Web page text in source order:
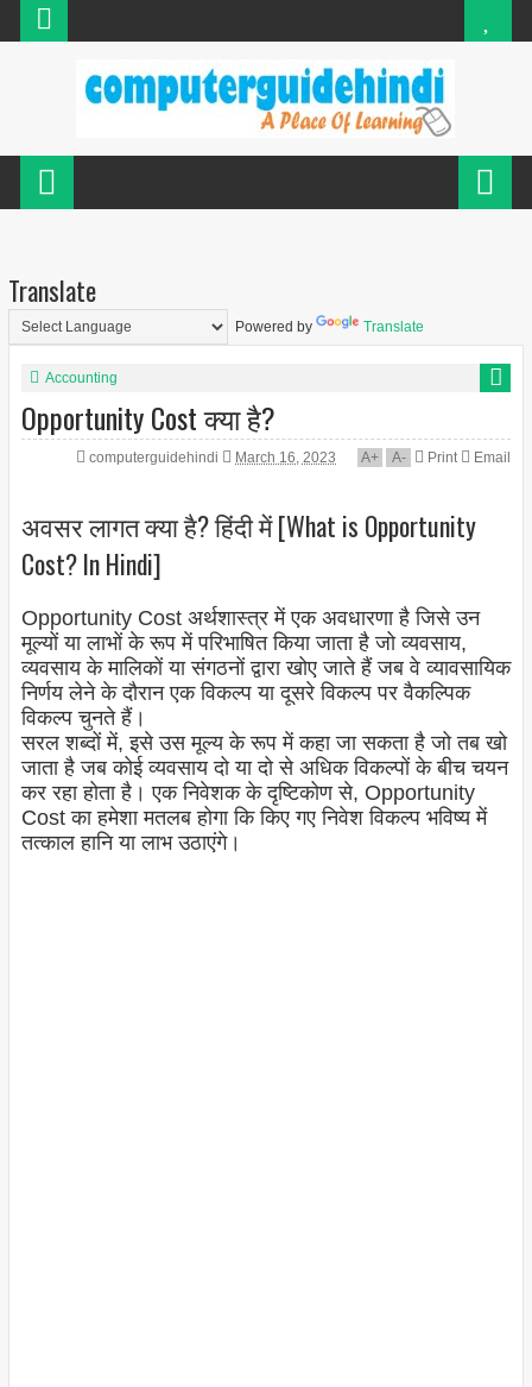
Translate
Powered by Translate
Accounting
Opportunity Cost क्या है?
computerguidehindi March 16, 2023 A+ A- Print Email
अवसर लागत क्या है? हिंदी में [What is Opportunity
Cost? In Hindi]
Opportunity Cost अर्थशास्त्र में एक अवधारणा है जिसे उन
मूल्यों या लाभों के रूप में परिभाषित किया जाता है जो व्यवसाय,
व्यवसाय के मालिकों या संगठनों द्वारा खोए जाते हैं जब वे व्यावसायिक
निर्णय लेने के दौरान एक विकल्प या दूसरे विकल्प पर वैकल्पिक
विकल्प चुनते हैं।
सरल शब्दों में, इसे उस मूल्य के रूप में कहा जा सकता है जो तब खो
जाता है जब कोई व्यवसाय दो या दो से अधिक विकल्पों के बीच चयन
कर रहा होता है। एक निवेशक के दृष्टिकोण से, Opportunity
Cost का हमेशा मतलब होगा कि किए गए निवेश विकल्प भविष्य में
तत्काल हानि या लाभ उठाएंगे।